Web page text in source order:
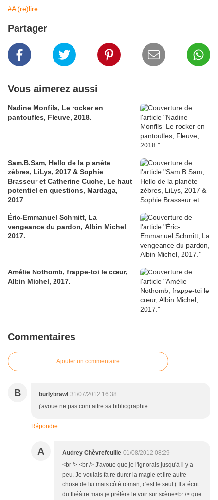
#A (re)lire
Partager
Vous aimerez aussi
Nadine Monfils, Le rocker en
pantoufles, Fleuve, 2018.
Sam.B.Sam, Hello de la planète
zèbres, LiLys, 2017 & Sophie
Brasseur et Catherine Cuche, Le haut
potentiel en questions, Mardaga,
2017
Éric-Emmanuel Schmitt, La
vengeance du pardon, Albin Michel,
2017.
Amélie Nothomb, frappe-toi le cœur,
Albin Michel, 2017.
Commentaires
Ajouter un commentaire
B burlybrawl 31/07/2012 16:38
j'avoue ne pas connaitre sa bibliographie...
Répondre
A Audrey Chèvrefeuille 01/08/2012 08:29
<br /> <br /> J'avoue que je l'ignorais jusqu'à il y a
peu. Je voulais faire durer la magie et lire autre
chose de lui mais côté roman, c'est le seul:( Il a écrit
du théâtre mais je préfère le voir sur scène<br /> que